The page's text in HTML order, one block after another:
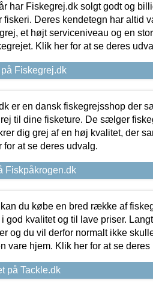
har Fiskegrej.dk solgt godt og
fiskeri. Deres kendetegn har altid
et højt serviceniveau og en
Klik her for at se deres
Fiskegrej.dk
er en dansk fiskegrejsshop der
til dine fisketure. De sælger
dig grej af en høj kvalitet, der
for at se deres udvalg.
Fiskpåkrogen.dk
du købe en bred række af
god kvalitet og til lave priser.
og du vil derfor normalt ikke
vare hjem. Klik her for at se deres
på Tackle.dk